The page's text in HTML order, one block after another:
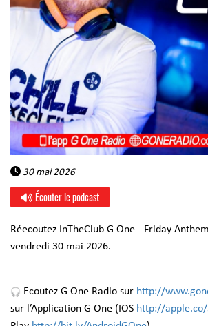
30 mai 2026
Écouter le podcast
Réecoutez InTheClub G One - Friday
vendredi 30 mai 2026.
Ecoutez G One Radio sur http://
sur l’Application G One (IOS http://apple.co/